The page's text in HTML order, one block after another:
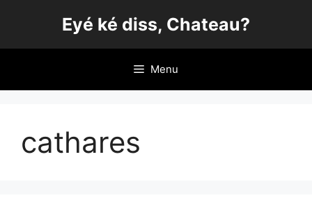
Eyé ké diss, Chateau?
Menu
cathares